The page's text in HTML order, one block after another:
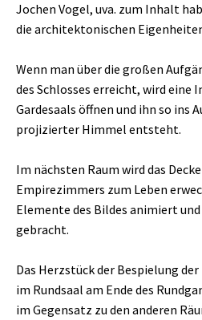
Jochen Vogel, uva. zum Inhalt
die architektonischen
Wenn man über die großen
des Schlosses erreicht, wird eine
Gardesaals öffnen und ihn so ins
projizierter Himmel entsteht.
Im nächsten Raum wird das
Empirezimmers zum Leben
Elemente des Bildes animiert
gebracht.
Das Herzstück der Bespielung
im Rundsaal am Ende des
im Gegensatz zu den anderen